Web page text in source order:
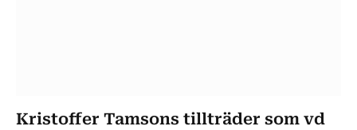
Kristoffer Tamsons tillträder som vd